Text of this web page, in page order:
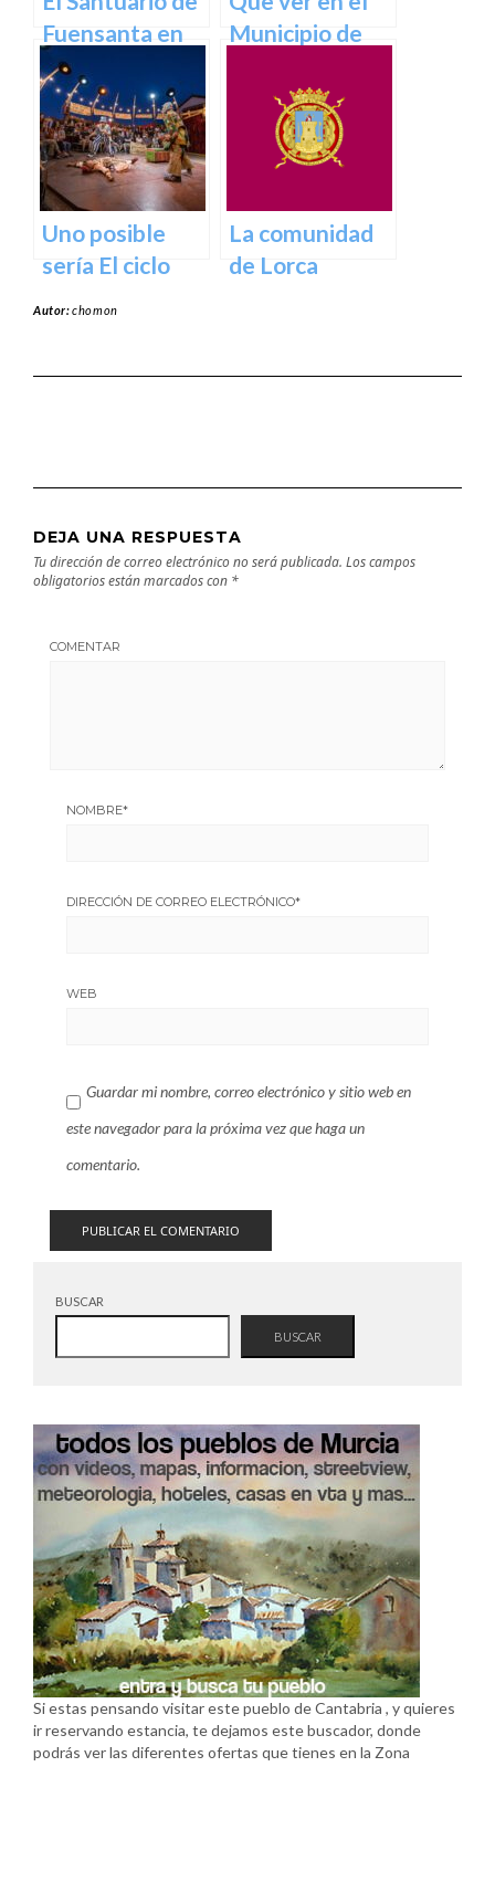
Fuensanta en
Murcia: Un
Lugar de
Devoción y
Belleza Natural
Municipio de
Murcia en
Murcia
Uno posible
sería El ciclo
La comunidad
de Lorca
Autor:chomon
DEJA UNA RESPUESTA
Tu dirección de correo electrónico no será publicada. Los campos
obligatorios están marcados con *
COMENTAR
NOMBRE*
DIRECCIÓN DE CORREO ELECTRÓNICO*
WEB
Guardar mi nombre, correo electrónico y sitio web en
este navegador para la próxima vez que haga un
comentario.
BUSCAR
BUSCAR
Si estas pensando visitar este pueblo de Cantabria , y quieres
ir reservando estancia, te dejamos este buscador, donde
podrás ver las diferentes ofertas que tienes en la Zona